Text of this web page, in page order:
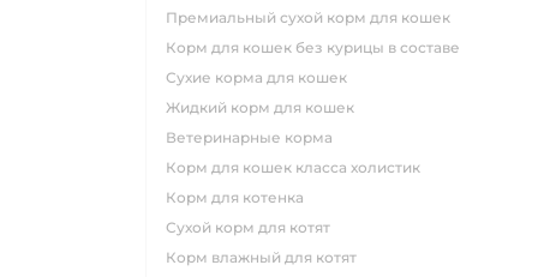
премиальный сухой корм для кошек
корм для кошек без курицы в составе
сухие корма для кошек
жидкий корм для кошек
ветеринарные корма
корм для кошек класса холистик
корм для котенка
сухой корм для котят
корм влажный для котят